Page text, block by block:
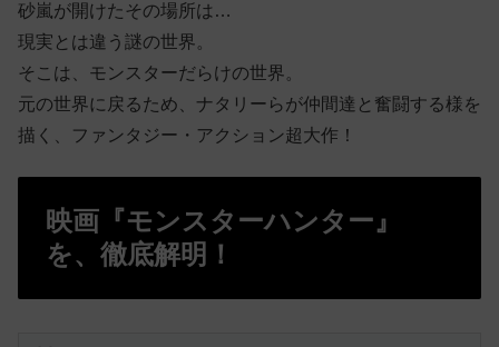
砂嵐が開けたその場所は…
現実とは違う謎の世界。
そこは、モンスターだらけの世界。
元の世界に戻るため、ナタリーらが仲間達と奮闘する様を
描く、ファンタジー・アクション超大作！
映画『モンスターハンター』
を、徹底解明！